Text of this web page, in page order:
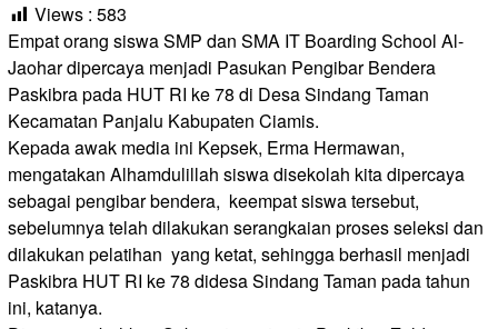
Views : 583
Empat orang siswa SMP dan SMA IT Boarding School Al-
Jaohar dipercaya menjadi Pasukan Pengibar Bendera
Paskibra pada HUT RI ke 78 di Desa Sindang Taman
Kecamatan Panjalu Kabupaten Ciamis.
Kepada awak media ini Kepsek, Erma Hermawan,
mengatakan Alhamdulillah siswa disekolah kita dipercaya
sebagai pengibar bendera, keempat siswa tersebut,
sebelumnya telah dilakukan serangkaian proses seleksi dan
dilakukan pelatihan yang ketat, sehingga berhasil menjadi
Paskibra HUT RI ke 78 didesa Sindang Taman pada tahun
ini, katanya.